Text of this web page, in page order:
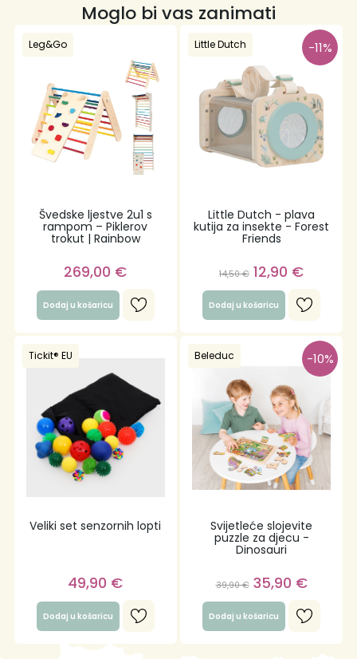
Moglo bi vas zanimati
Švedske ljestve 2u1 s
rampom – Piklerov
trokut | Rainbow
Leg&Go
269,00 €
Dodaj u košaricu
Little Dutch - plava
kutija za insekte - Forest
Friends
Little Dutch
14,50€ 12,90 €
Dodaj u košaricu
-11%
Veliki set senzornih lopti
Tickit® EU
49,90 €
Dodaj u košaricu
Svijetleće slojevite
puzzle za djecu -
Dinosauri
Beleduc
39,90€ 35,90 €
Dodaj u košaricu
-10%